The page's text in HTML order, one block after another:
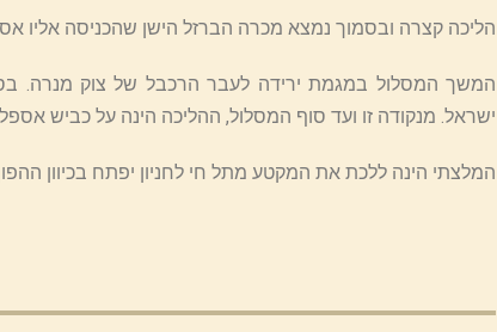
הליכה קצרה ובסמוך נמצא מכרה הברזל הישן שהכניסה אליו
המשך המסלול במגמת ירידה לעבר הרכבל של צוק מנרה.
ישראל. מנקודה זו ועד סוף המסלול, ההליכה הינה על כביש
המלצתי הינה ללכת את המקטע מתל חי לחניון יפתח בכיוון